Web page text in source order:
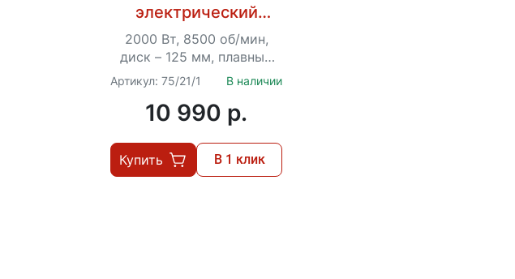
электрический
ШТ-30/2000 Ресанта
2000 Вт, 8500 об/мин,
диск – 125 мм, плавный
пуск, 5 кг
Артикул: 75/21/1 В наличии
10 990 p.
Купить В 1 клик